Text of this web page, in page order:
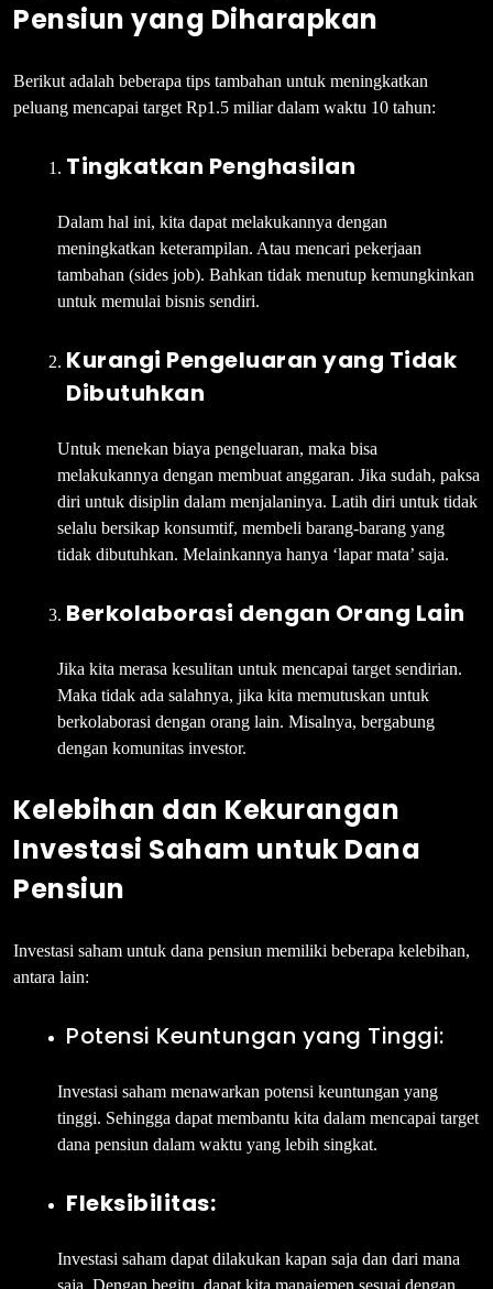
Pensiun yang Diharapkan
Berikut adalah beberapa tips tambahan untuk meningkatkan
peluang mencapai target Rp1.5 miliar dalam waktu 10 tahun:
Tingkatkan Penghasilan
Dalam hal ini, kita dapat melakukannya dengan
meningkatkan keterampilan. Atau mencari pekerjaan
tambahan (sides job). Bahkan tidak menutup kemungkinkan
untuk memulai bisnis sendiri.
Kurangi Pengeluaran yang Tidak
Dibutuhkan
Untuk menekan biaya pengeluaran, maka bisa
melakukannya dengan membuat anggaran. Jika sudah, paksa
diri untuk disiplin dalam menjalaninya. Latih diri untuk tidak
selalu bersikap konsumtif, membeli barang-barang yang
tidak dibutuhkan. Melainkannya hanya ‘lapar mata’ saja.
Berkolaborasi dengan Orang Lain
Jika kita merasa kesulitan untuk mencapai target sendirian.
Maka tidak ada salahnya, jika kita memutuskan untuk
berkolaborasi dengan orang lain. Misalnya, bergabung
dengan komunitas investor.
Kelebihan dan Kekurangan
Investasi Saham untuk Dana
Pensiun
Investasi saham untuk dana pensiun memiliki beberapa kelebihan,
antara lain:
Potensi Keuntungan yang Tinggi:
Investasi saham menawarkan potensi keuntungan yang
tinggi. Sehingga dapat membantu kita dalam mencapai target
dana pensiun dalam waktu yang lebih singkat.
Fleksibilitas:
Investasi saham dapat dilakukan kapan saja dan dari mana